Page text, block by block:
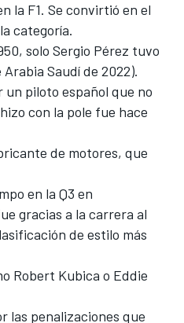
la F1. Se convirtió en el
categoría.
solo Sergio Pérez tuvo
Saudí de 2022).
un piloto español que no
con la pole fue hace
de motores, que
en la Q3 en
gracias a la carrera al
de estilo más
Robert Kubica o Eddie
las penalizaciones que